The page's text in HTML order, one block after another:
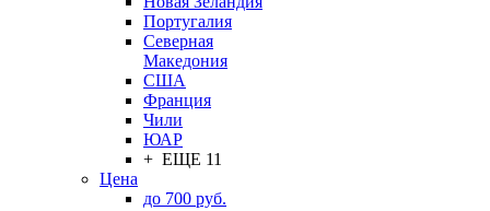
Португалия
Северная
Македония
США
Франция
Чили
ЮАР
+ ЕЩЕ 11
Цена
до 700 руб.